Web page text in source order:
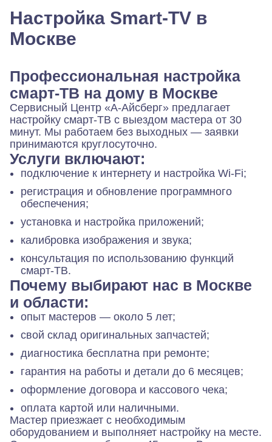
Настройка Smart-TV в
Москве
Профессиональная настройка
смарт-ТВ на дому в Москве
Сервисный Центр «А-Айсберг» предлагает
настройку смарт-ТВ с выездом мастера от 30
минут. Мы работаем без выходных — заявки
принимаются круглосуточно.
Услуги включают:
подключение к интернету и настройка Wi-Fi;
регистрация и обновление программного
обеспечения;
установка и настройка приложений;
калибровка изображения и звука;
консультация по использованию функций
смарт-ТВ.
Почему выбирают нас в Москве
и области:
опыт мастеров — около 5 лет;
свой склад оригинальных запчастей;
диагностика бесплатна при ремонте;
гарантия на работы и детали до 6 месяцев;
оформление договора и кассового чека;
оплата картой или наличными.
Мастер приезжает с необходимым
оборудованием и выполняет настройку на месте.